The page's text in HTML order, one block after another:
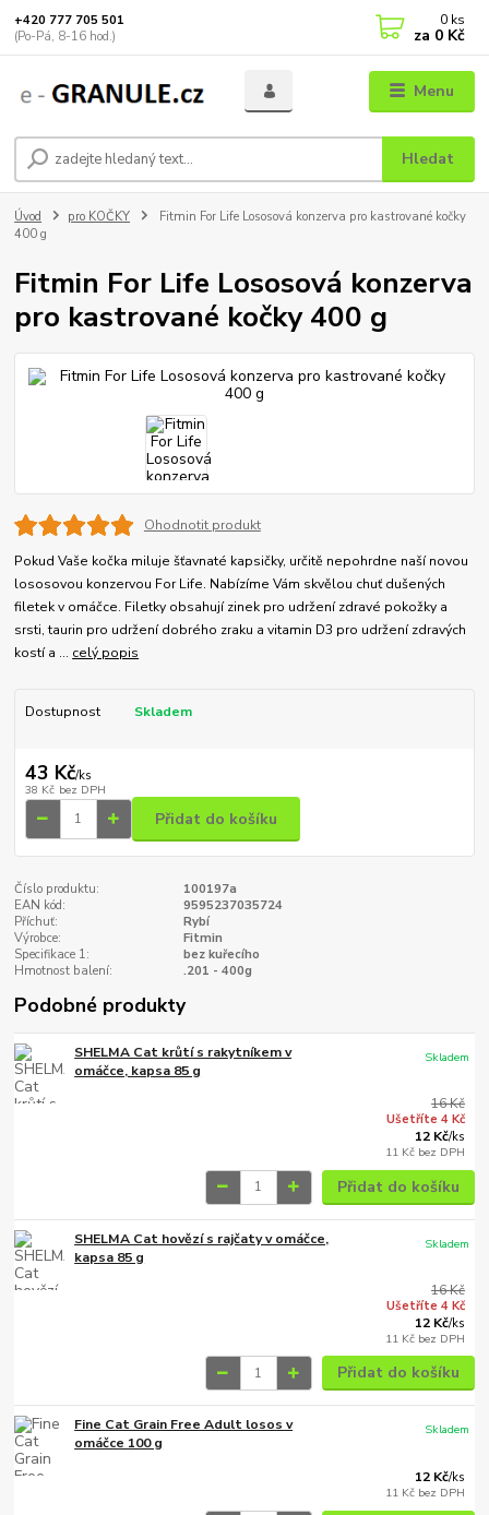
Menu
Hledat
+420 777 705 501
(Po-Pá, 8-16 hod.)
0 ks
za 0 Kč
Úvod pro KOČKY
Fitmin For Life Lososová konzerva pro kastrované kočky
400 g
Fitmin For Life Lososová konzerva
pro kastrované kočky 400 g
Ohodnotit produkt
Pokud Vaše kočka miluje šťavnaté kapsičky, určitě nepohrdne naší novou
lososovou konzervou For Life. Nabízíme Vám skvělou chuť dušených
filetek v omáčce. Filetky obsahují zinek pro udržení zdravé pokožky a
srsti, taurin pro udržení dobrého zraku a vitamin D3 pro udržení zdravých
kostí a ... celý popis
Dostupnost Skladem
43 Kč/ks
38 Kč bez DPH
Přidat do košíku
Číslo produktu:
100197a
EAN kód:
9595237035724
Příchuť:
Rybí
Výrobce:
Fitmin
Specifikace 1:
bez kuřecího
Hmotnost balení:
.201 - 400g
Podobné produkty
SHELMA Cat krůtí s rakytníkem v
omáčce, kapsa 85 g
16 Kč
Ušetříte 4 Kč
12 Kč/ks
11 Kč bez DPH
Skladem
Přidat do košíku
SHELMA Cat hovězí s rajčaty v omáčce,
kapsa 85 g
16 Kč
Ušetříte 4 Kč
12 Kč/ks
11 Kč bez DPH
Skladem
Přidat do košíku
Fine Cat Grain Free Adult losos v
omáčce 100 g
12 Kč/ks
11 Kč bez DPH
Skladem